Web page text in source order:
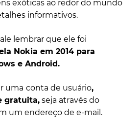
exóticas ao redor do mundo
informativos.
lembrar que ele foi
Nokia em 2014 para
e Android.
uma conta de usuário,
gratuita, seja através do
um endereço de e-mail.